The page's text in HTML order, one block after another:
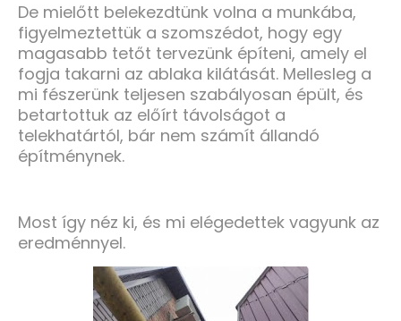
De mielőtt belekezdtünk volna a munkába,
figyelmeztettük a szomszédot, hogy egy
magasabb tetőt tervezünk építeni, amely el
fogja takarni az ablaka kilátását. Mellesleg a
mi fészerünk teljesen szabályosan épült, és
betartottuk az előírt távolságot a
telekhatártól, bár nem számít állandó
építménynek.
Most így néz ki, és mi elégedettek vagyunk az
eredménnyel.